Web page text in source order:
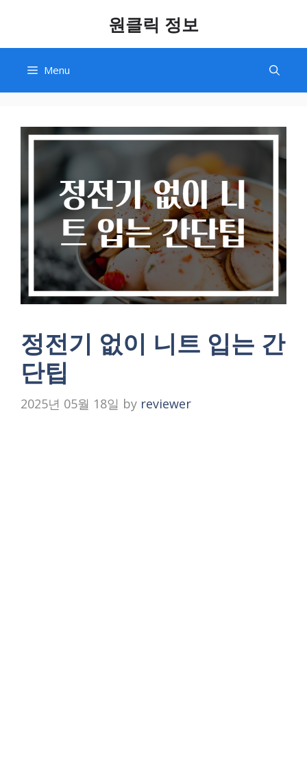
content
원클릭 정보
Menu
정전기 없이 니트 입는 간
단팁
2025년 05월 18일 by reviewer